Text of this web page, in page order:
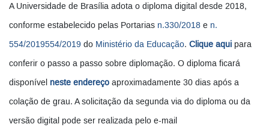
A Universidade de Brasília adota o diploma digital desde 2018,
conforme estabelecido pelas Portarias n.330/2018 e n.
554/2019554/2019 do Ministério da Educação. Clique aqui para
conferir o passo a passo sobre diplomação. O diploma ficará
disponível neste endereço aproximadamente 30 dias após a
colação de grau. A solicitação da segunda via do diploma ou da
versão digital pode ser realizada pelo e-mail